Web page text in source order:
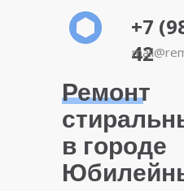
Ремонт
в городе
+7
42